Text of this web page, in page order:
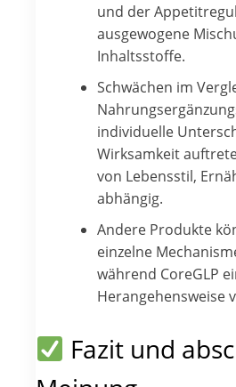
und der
ausgewogene
Inhaltsstoffe.
Schwächen im
individuelle
Wirksamkeit
von Lebensstil,
abhängig.
Andere Produkte
einzelne
während CoreGLP
Herangehensweise
Fazit und